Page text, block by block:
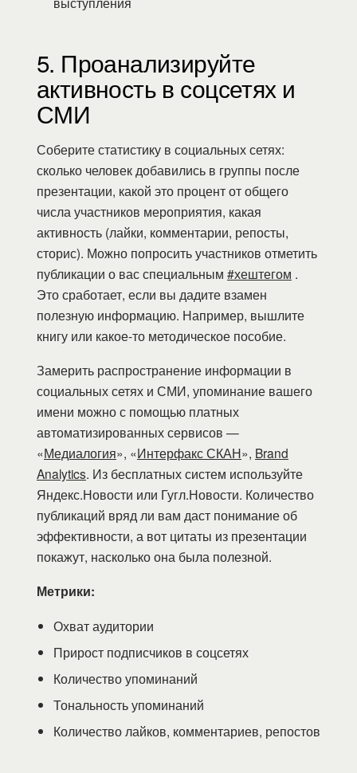
5. Проанализируйте
активность в соцсетях и
СМИ
Соберите статистику в социальных сетях:
сколько человек добавились в группы после
презентации, какой это процент от общего
числа участников мероприятия, какая
активность (лайки, комментарии, репосты,
сторис). Можно попросить участников отметить
публикации о вас специальным #хештегом .
Это сработает, если вы дадите взамен
полезную информацию. Например, вышлите
книгу или какое-то методическое пособие.
Замерить распространение информации в
социальных сетях и СМИ, упоминание вашего
имени можно с помощью платных
автоматизированных сервисов —
«Медиалогия», «Интерфакс СКАН», Brand
Analytics. Из бесплатных систем используйте
Яндекс.Новости или Гугл.Новости. Количество
публикаций вряд ли вам даст понимание об
эффективности, а вот цитаты из презентации
покажут, насколько она была полезной.
Метрики:
Охват аудитории
Прирост подписчиков в соцсетях
Количество упоминаний
Тональность упоминаний
Количество лайков, комментариев, репостов